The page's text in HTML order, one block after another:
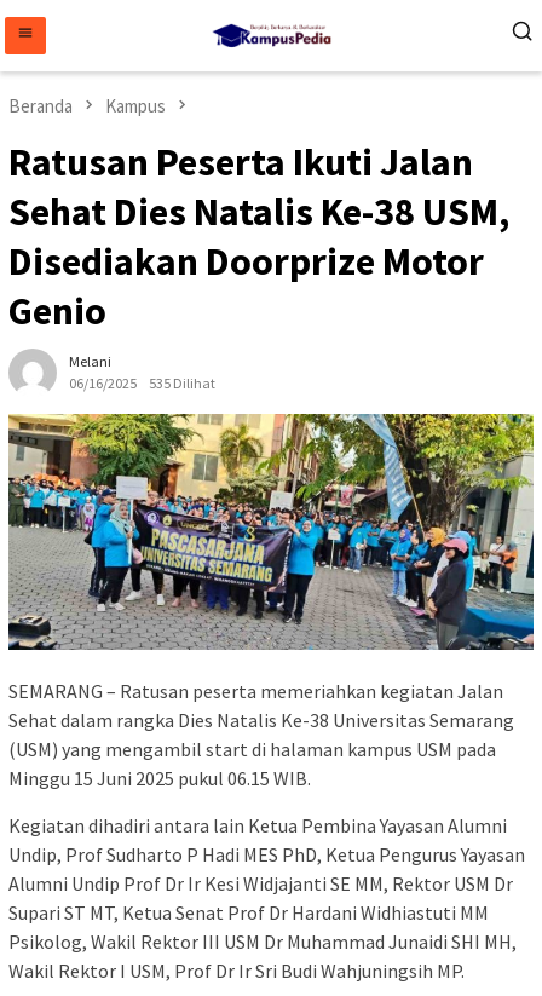
konten
Beranda Kampus
Ratusan Peserta Ikuti Jalan
Sehat Dies Natalis Ke-38 USM,
Disediakan Doorprize Motor
Genio
Melani
06/16/2025
535 Dilihat
SEMARANG – Ratusan peserta memeriahkan kegiatan Jalan
Sehat dalam rangka Dies Natalis Ke-38 Universitas Semarang
(USM) yang mengambil start di halaman kampus USM pada
Minggu 15 Juni 2025 pukul 06.15 WIB.
Kegiatan dihadiri antara lain Ketua Pembina Yayasan Alumni
Undip, Prof Sudharto P Hadi MES PhD, Ketua Pengurus Yayasan
Alumni Undip Prof Dr Ir Kesi Widjajanti SE MM, Rektor USM Dr
Supari ST MT, Ketua Senat Prof Dr Hardani Widhiastuti MM
Psikolog, Wakil Rektor III USM Dr Muhammad Junaidi SHI MH,
Wakil Rektor I USM, Prof Dr Ir Sri Budi Wahjuningsih MP.